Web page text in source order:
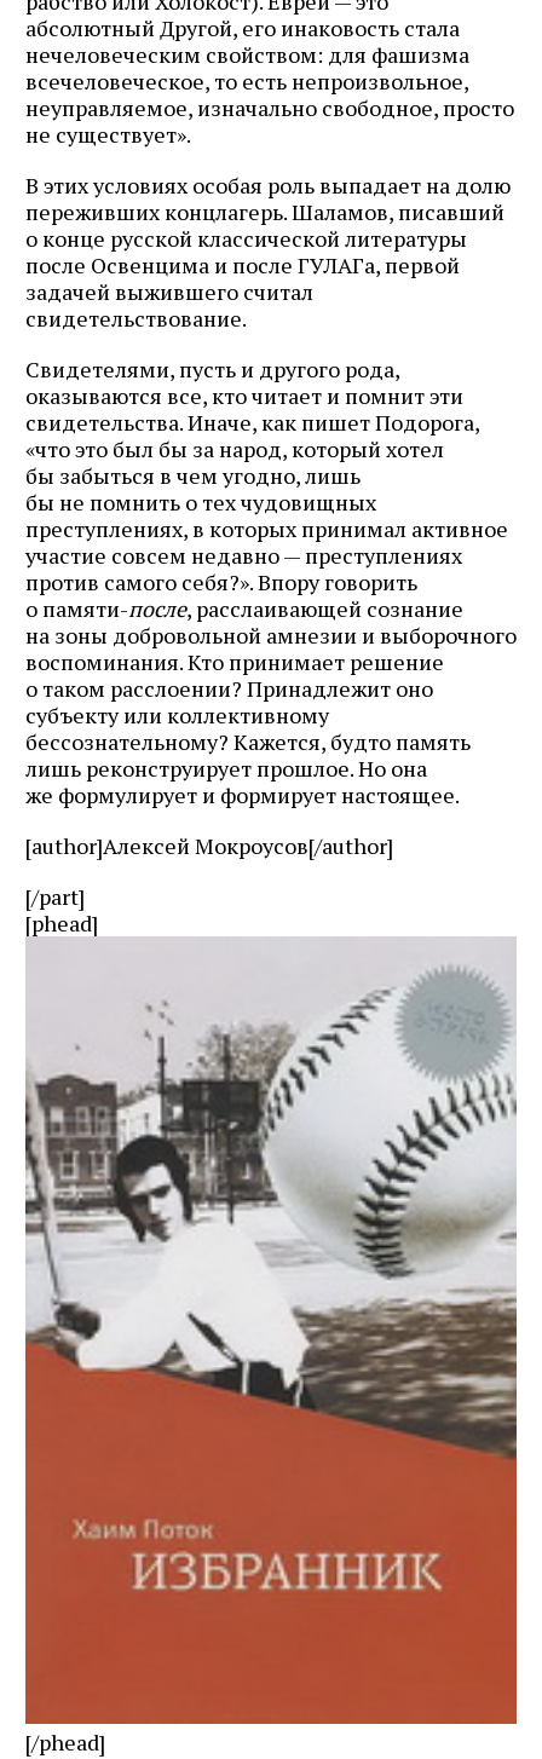
абсолютный Другой, его инаковость стала
нечеловеческим свойством: для фашизма
всечеловеческое, то есть не­произвольное,
неуправляемое, изначально свободное, просто
не существует».
В этих условиях особая роль выпадает на долю
переживших концлагерь. Шаламов, писавший
о конце русской классической литературы
после Освенцима и после ГУЛАГа, первой
задачей выжившего считал
свидетельствование.
Свидетелями, пусть и другого рода,
оказываются все, кто читает и помнит эти
свидетельства. Иначе, как пишет Подорога,
«что это был бы за народ, который хотел
бы забыться в чем угодно, лишь
бы не помнить о тех чудовищных
преступлениях, в которых принимал активное
участие совсем недавно — преступлениях
против самого себя?». Впору говорить
о памяти-после, расслаивающей сознание
на зоны добровольной амнезии и выборочного
воспоминания. Кто принимает решение
о таком расслоении? Принадлежит оно
субъекту или коллективному
бессознательному? Кажется, будто память
лишь реконструирует прошлое. Но она
же формулирует и формирует настоящее.
[author]Алексей Мокроусов[/author]
[/part]
[phead]
[/phead]